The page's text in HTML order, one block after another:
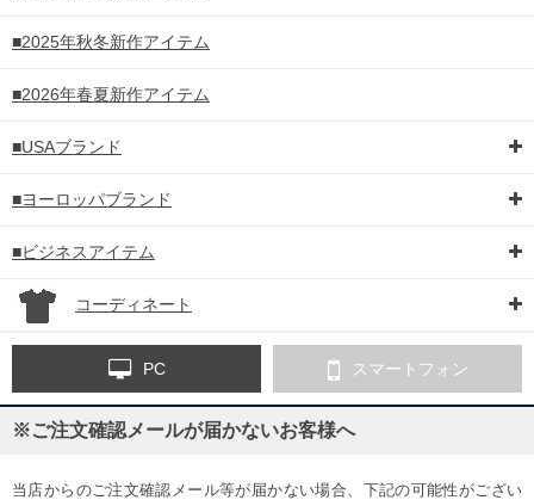
■2025年秋冬新作アイテム
■2026年春夏新作アイテム
■USAブランド
■ヨーロッパブランド
■ビジネスアイテム
コーディネート
PC スマートフォン
※ご注文確認メールが届かないお客様へ
当店からのご注文確認メール等が届かない場合、下記の可能性がござい